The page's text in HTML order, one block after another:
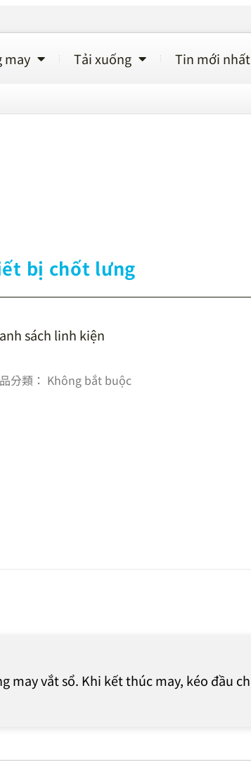
may Tải xuống Tin mới nhất
bị chốt lưng
sách linh kiện
分類： Không bắt buộc
may vắt sổ. Khi kết thúc may, kéo đầu